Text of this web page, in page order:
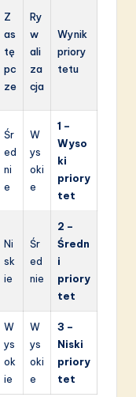
Z
as
tę
pc
ze
Ry
w
ali
za
cja
Wynik
priory
tetu
Śr
ed
ni
e
W
ys
oki
e
1 –
Wyso
ki
priory
tet
Ni
sk
ie
Śr
ed
nie
2 –
Średn
i
priory
tet
W
ys
ok
ie
W
ys
oki
e
3 –
Niski
priory
tet